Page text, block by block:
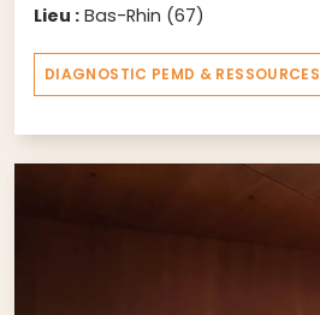
Lieu : Bas-Rhin (67)
DIAGNOSTIC PEMD & RESSOURCES